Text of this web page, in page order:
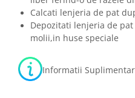
Calcati lenjeria de pat
Depozitati lenjeria de
molii,in huse speciale
Informatii